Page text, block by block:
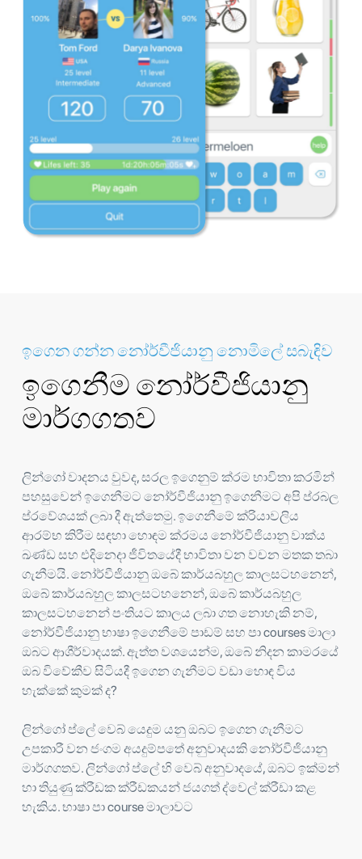
ඉගෙන ගන්න නෝර්වීජියානු නොමිලේ සබැඳිව
ඉගෙනීම නෝර්වීජියානු
මාර්ගගතව
ලින්ගෝ වාදනය වුවද, සරල ඉගෙනුම් ක්රම භාවිතා කරමින්
පහසුවෙන් ඉගෙනීමට නෝර්වීජියානු ඉගෙනීමට අපි ප්රබල
ප්රවේශයක් ලබා දී ඇත්තෙමු. ඉගෙනීමේ ක්රියාවලිය
ආරම්භ කිරීම සඳහා හොඳම ක්රමය නෝර්වීජියානු වාක්ය
ඛණ්ඩ සහ එදිනෙදා ජීවිතයේදී භාවිතා වන වචන මතක තබා
ගැනීමයි. නෝර්වීජියානු ඔබේ කාර්යබහුල කාලසටහනෙන්,
ඔබේ කාර්යබහුල කාලසටහනෙන්, ඔබේ කාර්යබහුල
කාලසටහනෙන් පංතියට කාලය ලබා ගත නොහැකි නම්,
නෝර්වීජියානු භාෂා ඉගෙනීමේ පාඩම් සහ පා courses මාලා
ඔබට ආශීර්වාදයක්. ඇත්ත වශයෙන්ම, ඔබේ නිදන කාමරයේ
ඔබ විවේකීව සිටියදී ඉගෙන ගැනීමට වඩා හොඳ විය
හැක්කේ කුමක් ද?
ලින්ගෝ ප්ලේ වෙබ් යෙදුම යනු ඔබට ඉගෙන ගැනීමට
උපකාරී වන ජංගම අයදුම්පතේ අනුවාදයකි නෝර්වීජියානු
මාර්ගගතව. ලින්ගෝ ප්ලේ හි වෙබ් අනුවාදයේ, ඔබට ඉක්මන්
හා තියුණු ක්රීඩක ක්රීඩකයන් ජයගත් ද්වෙල් ක්රීඩා කළ
හැකිය. භාෂා පා course මාලාවට